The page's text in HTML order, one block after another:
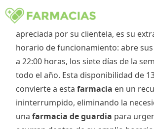
para los residentes de su zona en A
propuesta de valor más destacada, y
apreciada por su clientela, es su
horario de funcionamiento: abre
a 22:00 horas, los siete días de la
todo el año. Esta disponibilidad de
convierte a esta farmacia en un
ininterrumpido, eliminando la
una farmacia de guardia para